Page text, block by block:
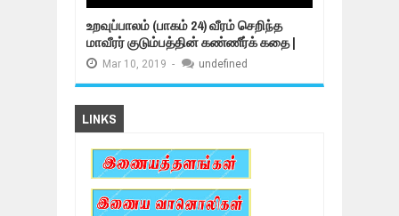
உறவுப்பாலம் (பாகம் 24) வீரம் செறிந்த
மாவீரர் குடும்பத்தின் கண்ணீர்க் கதை |
Mar 10, 2019 - undefined
LINKS